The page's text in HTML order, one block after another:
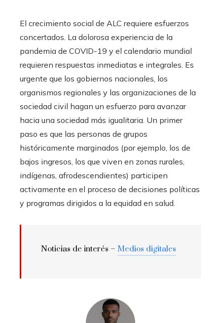
El crecimiento social de ALC requiere esfuerzos
concertados. La dolorosa experiencia de la
pandemia de COVID-19 y el calendario mundial
requieren respuestas inmediatas e integrales. Es
urgente que los gobiernos nacionales, los
organismos regionales y las organizaciones de la
sociedad civil hagan un esfuerzo para avanzar
hacia una sociedad más igualitaria. Un primer
paso es que las personas de grupos
históricamente marginados (por ejemplo, los de
bajos ingresos, los que viven en zonas rurales,
indígenas, afrodescendientes) participen
activamente en el proceso de decisiones políticas
y programas dirigidos a la equidad en salud.
Noticias de interés – Medios digitales